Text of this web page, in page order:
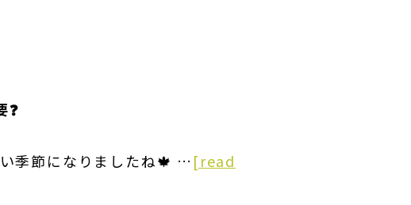
季節になりましたね🍁 … [read